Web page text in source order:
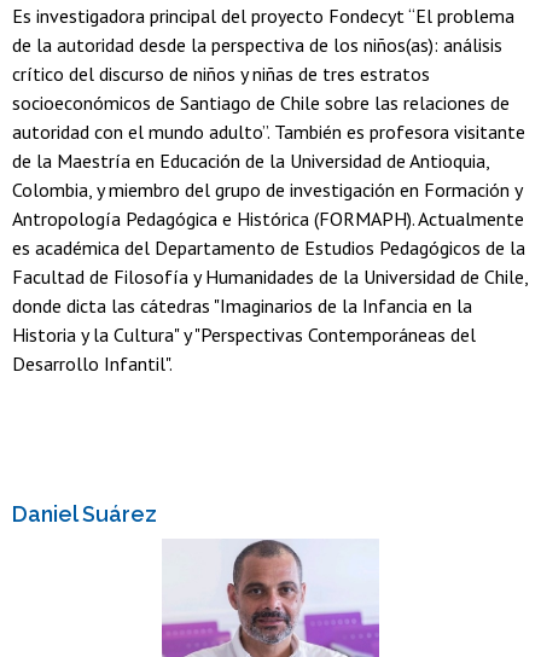
Es investigadora principal del proyecto Fondecyt “El problema
de la autoridad desde la perspectiva de los niños(as): análisis
crítico del discurso de niños y niñas de tres estratos
socioeconómicos de Santiago de Chile sobre las relaciones de
autoridad con el mundo adulto”. También es profesora visitante
de la Maestría en Educación de la Universidad de Antioquia,
Colombia, y miembro del grupo de investigación en Formación y
Antropología Pedagógica e Histórica (FORMAPH). Actualmente
es académica del Departamento de Estudios Pedagógicos de la
Facultad de Filosofía y Humanidades de la Universidad de Chile,
donde dicta las cátedras "Imaginarios de la Infancia en la
Historia y la Cultura" y "Perspectivas Contemporáneas del
Desarrollo Infantil".
Daniel Suárez